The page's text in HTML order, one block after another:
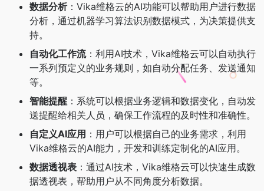
数据分析：Vika维格云的AI功能可以帮助用户进行数据
分析，通过机器学习算法识别数据模式，为决策提供支
持。
自动化工作流：利用AI技术，Vika维格云可以自动执行
一系列预定义的业务规则，如自动分配任务、发送通知
等。
智能提醒 ：系统可以根据业务逻辑和数据变化，自动发
送提醒给相关人员，确保工作流程的及时性和准确性。
自定义AI应用 ：用户可以根据自己的业务需求，利用
Vika维格云的AI能力，开发和训练定制化的AI应用。
数据透视表 ：通过AI技术，Vika维格云可以快速生成数
据透视表，帮助用户从不同角度分析数据。